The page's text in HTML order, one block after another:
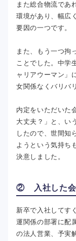
また総合物流であ
環境があり、幅広
要因の一つです。
また、もう一つ拘
ことでした。中学
ャリアウーマン」
女関係なくバリバ
内定をいただいた
大丈夫？」と、い
したので、世間知
ようという気持ち
決意しました。
② 入社した会
新卒で入社してす
運関係の部署に配
の法人営業、予実